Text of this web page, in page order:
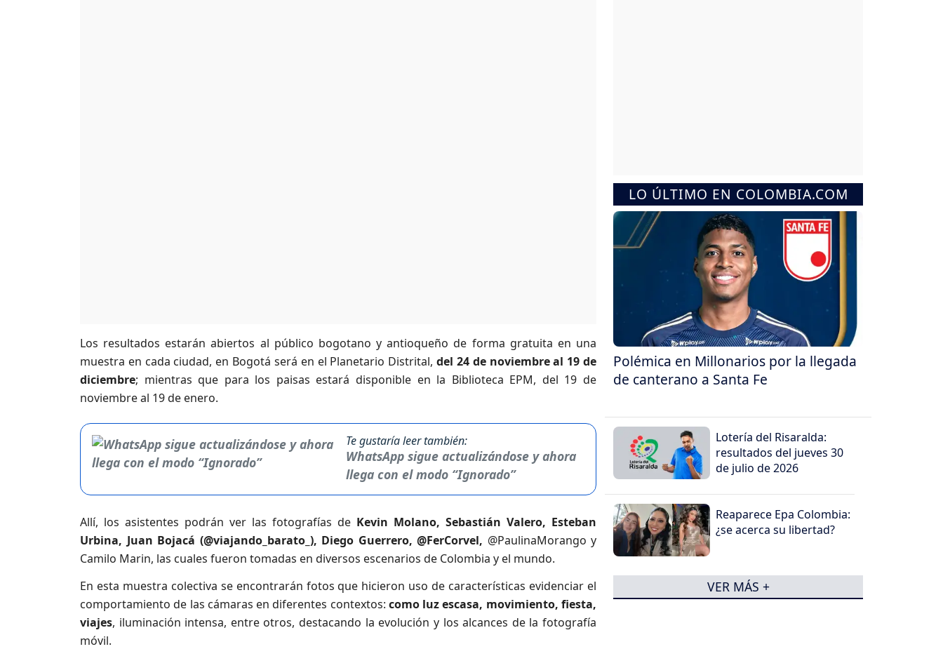
Los resultados estarán abiertos al público bogotano y antioqueño de forma gratuita en una
muestra en cada ciudad, en Bogotá será en el Planetario Distrital,del 24 de noviembre al 19 de
diciembre; mientras que para los paisas estará disponible en la Biblioteca EPM, del 19 de
noviembre al 19 de enero.
Te gustaría leer también:
WhatsApp sigue actualizándose y ahora
llega con el modo “Ignorado”
Allí, los asistentes podrán ver las fotografías de Kevin Molano, Sebastián Valero, Esteban
Urbina, Juan Bojacá (@viajando_barato_), Diego Guerrero, @FerCorvel, @PaulinaMorango y
Camilo Marin, las cuales fueron tomadas en diversos escenarios de Colombia y el mundo.
En esta muestra colectiva se encontrarán fotos que hicieron uso de características evidenciar el
comportamiento de las cámaras en diferentes contextos: como luz escasa, movimiento, fiesta,
viajes, iluminación intensa, entre otros, destacando la evolución y los alcances de la fotografía
móvil.
LO ÚLTIMO EN COLOMBIA.COM
Polémica en Millonarios por la llegada
de canterano a Santa Fe
Lotería del Risaralda:
resultados del jueves 30
de julio de 2026
Reaparece Epa Colombia:
¿se acerca su libertad?
VER MÁS +